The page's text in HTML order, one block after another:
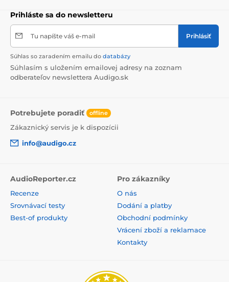
Prihláste sa do newsletteru
Tu napíšte váš e-mail Prihlásiť
Súhlas so zaradením emailu do databázy
Súhlasím s uložením emailovej adresy na zoznam
odberateľov newslettera Audigo.sk
Potrebujete poradiť offline
Zákaznický servis je k dispozícii
info@audigo.cz
AudioReporter.cz
Recenze
Srovnávací testy
Best-of produkty
Pro zákazníky
O nás
Dodání a platby
Obchodní podmínky
Vrácení zboží a reklamace
Kontakty